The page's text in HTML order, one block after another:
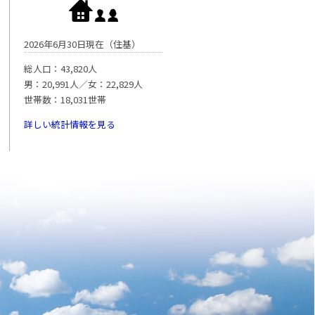
2026年6月30日現在（住基）
総人口：43,820人
男：20,991人／女：22,829人
世帯数：18,031世帯
詳しい統計情報を見る